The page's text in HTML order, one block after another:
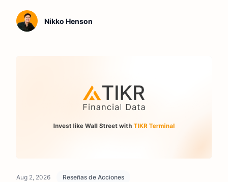
podrían dar forma a la acción durante el resto de 2026.
Nikko Henson
Aug 2, 2026 Reseñas de Acciones